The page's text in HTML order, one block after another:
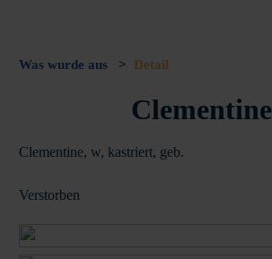
Was wurde aus > Detail
Clementine
Clementine, w, kastriert, geb.
Verstorben